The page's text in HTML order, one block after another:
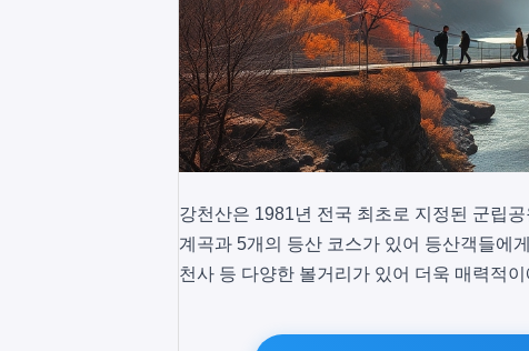
강천산은 1981년 전국 최초로 지정된 군립
계곡과 5개의 등산 코스가 있어 등산객들에
천사 등 다양한 볼거리가 있어 더욱 매력적이